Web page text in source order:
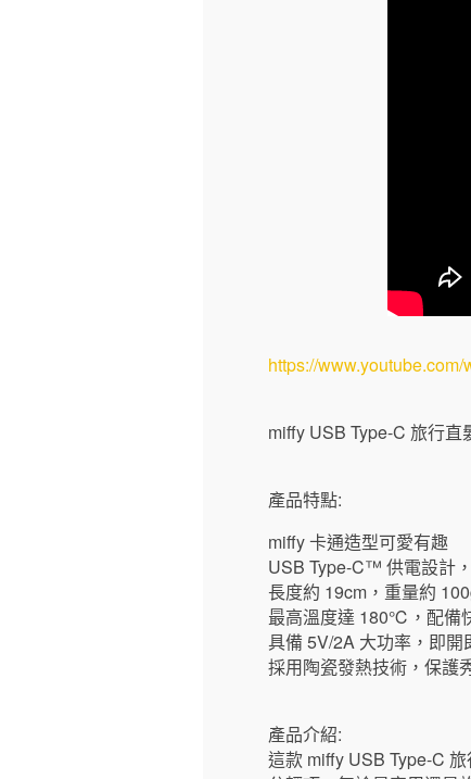
https://
miffy USB Type-C 旅行直
產品特點:
miffy 卡通造型可愛有趣
USB Type-C™ 供電設計
長度約 19cm，重量約
最高溫度達 180℃，配備
具備 5V/2A 大功率，即開
採用陶瓷發熱技術，保護
產品介紹:
這款 miffy USB Type-C